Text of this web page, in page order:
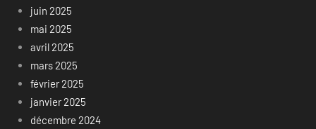
juin 2025
mai 2025
avril 2025
mars 2025
février 2025
janvier 2025
décembre 2024